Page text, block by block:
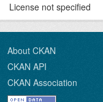
License not specified
About CKAN
CKAN API
CKAN Association